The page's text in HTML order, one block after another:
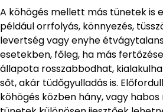
A köhögés mellett más tünetek is
például orrfolyás, könnyezés,
levertség vagy enyhe
esetekben, főleg, ha más
állapota rosszabbodhat,
sőt, akár tüdőgyulladás is.
köhögés közben hány, vagy